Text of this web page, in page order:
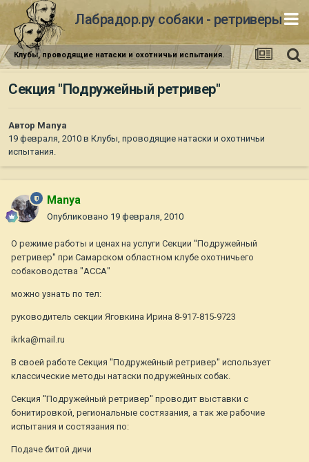
Лабрадор.ру собаки - ретриверы
Клубы, проводящие натаски и охотничьи испытания.
Секция "Подружейный ретривер"
Автор Manya
19 февраля, 2010 в Клубы, проводящие натаски и охотничьи
испытания.
Manya
Опубликовано 19 февраля, 2010
О режиме работы и ценах на услуги Секции ''Подружейный
ретривер'' при Самарском областном клубе охотничьего
собаководства "АССА"
можно узнать по тел:
руководитель секции Яговкина Ирина 8-917-815-9723
ikrka@mail.ru
В своей работе Секция ''Подружейный ретривер'' использует
классические методы натаски подружейных собак.
Секция ''Подружейный ретривер'' проводит выставки с
бонитировкой, региональные состязания, а так же рабочие
испытания и состязания по:
Подаче битой дичи